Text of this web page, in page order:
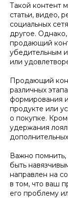
Такой контент
статьи, видео,
социальных
другое.
продающий
убедительным
или
Продающий
различных
формирования
продукте или
о покупке.
удержания
Важно
быть
направлен на
в том, что ваш
его проблему